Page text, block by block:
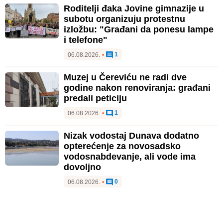
Roditelji đaka Jovine gimnazije u
subotu organizuju protestnu
izložbu: "Građani da ponesu lampe
i telefone"
06.08.2026. • 1
Muzej u Čereviću ne radi dve
godine nakon renoviranja: građani
predali peticiju
06.08.2026. • 1
Nizak vodostaj Dunava dodatno
opterećenje za novosadsko
vodosnabdevanje, ali vode ima
dovoljno
06.08.2026. • 0